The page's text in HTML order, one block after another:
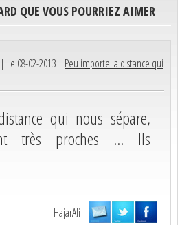
QUE VOUS POURRIEZ AIMER
| Le 08-02-2013 | Peu importe la distance qui
qui nous sépare,
très proches ... Ils
HajarAli